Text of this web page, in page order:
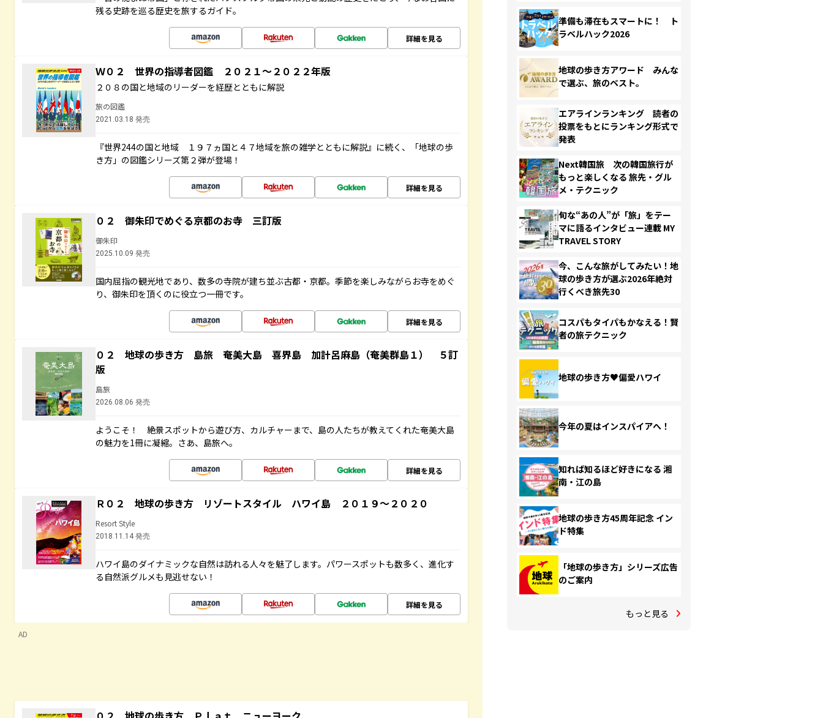
残る史跡を巡る歴史を旅するガイド。
詳細を見る
Ｗ０２ 世界の指導者図鑑 ２０２１～２０２２年版
２０８の国と地域のリーダーを経歴とともに解説
旅の図鑑
2021.03.18 発売
『世界244の国と地域 １９７ヵ国と４７地域を旅の雑学とともに解説』に続く、「地球の歩
き方」の図鑑シリーズ第２弾が登場！
詳細を見る
０２ 御朱印でめぐる京都のお寺 三訂版
御朱印
2025.10.09 発売
国内屈指の観光地であり、数多の寺院が建ち並ぶ古都・京都。季節を楽しみながらお寺をめぐ
り、御朱印を頂くのに役立つ一冊です。
詳細を見る
０２ 地球の歩き方 島旅 奄美大島 喜界島 加計呂麻島（奄美群島１） ５訂
版
島旅
2026.08.06 発売
ようこそ！ 絶景スポットから遊び方、カルチャーまで、島の人たちが教えてくれた奄美大島
の魅力を1冊に凝縮。さあ、島旅へ。
詳細を見る
Ｒ０２ 地球の歩き方 リゾートスタイル ハワイ島 ２０１９～２０２０
Resort Style
2018.11.14 発売
ハワイ島のダイナミックな自然は訪れる人々を魅了します。パワースポットも数多く、進化す
る自然派グルメも見逃せない！
詳細を見る
AD
準備も滞在もスマートに！ ト
ラベルハック2026
地球の歩き方アワード みんな
で選ぶ、旅のベスト。
エアラインランキング 読者の
投票をもとにランキング形式で
発表
Next韓国旅 次の韓国旅行が
もっと楽しくなる 旅先・グル
メ・テクニック
旬な“あの人”が「旅」をテー
マに語るインタビュー連載 MY
TRAVEL STORY
今、こんな旅がしてみたい！地
球の歩き方が選ぶ2026年絶対
行くべき旅先30
コスパもタイパもかなえる！賢
者の旅テクニック
地球の歩き方♥偏愛ハワイ
今年の夏はインスパイアへ！
知れば知るほど好きになる 湘
南・江の島
地球の歩き方45周年記念 イン
ド特集
「地球の歩き方」シリーズ広告
のご案内
もっと見る